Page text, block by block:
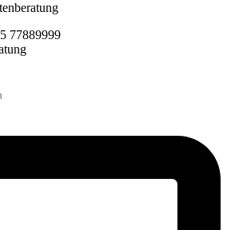
77889999